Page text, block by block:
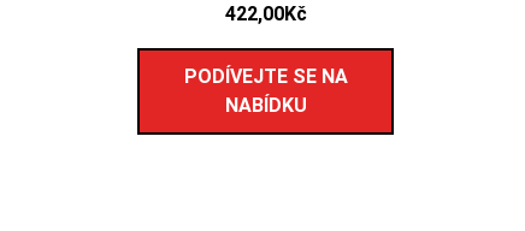
422,00Kč
PODÍVEJTE SE NA
NABÍDKU